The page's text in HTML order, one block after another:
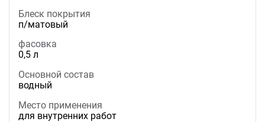
Блеск покрытия
п/матовый
фасовка
0,5 л
Основной состав
водный
Место применения
для внутренних работ